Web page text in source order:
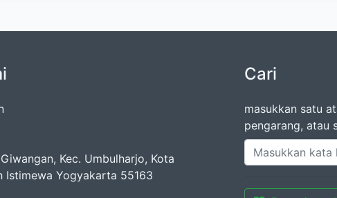
Kec. Umbulharjo, Kota
Istimewa Yogyakarta 55163
Cari
masukkan satu
pengarang, atau